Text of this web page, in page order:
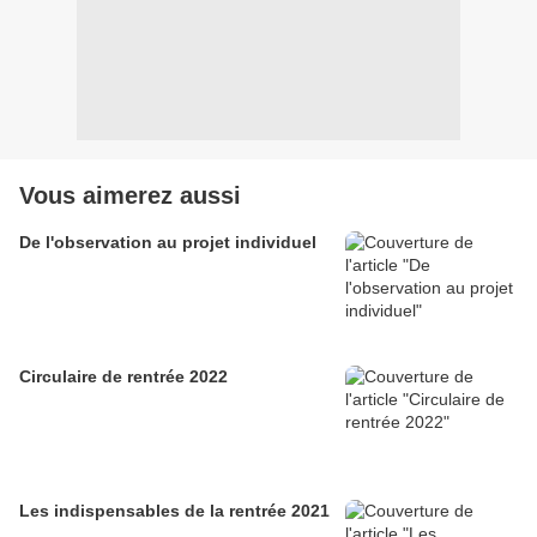
Vous aimerez aussi
De l'observation au projet individuel
Circulaire de rentrée 2022
Les indispensables de la rentrée 2021